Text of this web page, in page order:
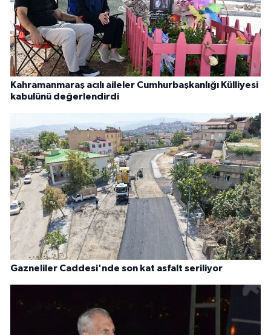
Kahramanmaraş acılı aileler Cumhurbaşkanlığı Külliyesi
kabulünü değerlendirdi
Gazneliler Caddesi'nde son kat asfalt seriliyor